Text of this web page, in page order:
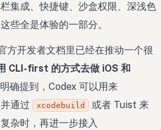
集成、快捷键、沙盒权限、深浅色
些全是体验的一部分。
方开发者文档里已经在推动一个很
CLI-first 的方式去做 iOS 和
确提到，Codex 可以用来
通过
xcodebuild
或者 Tuist 来
杂时，再进一步接入